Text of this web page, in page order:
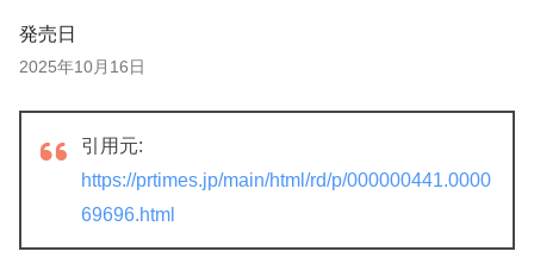
発売日
2025年10月16日
引用元:
https://prtimes.jp/main/html/rd/p/000000441.0000
69696.html